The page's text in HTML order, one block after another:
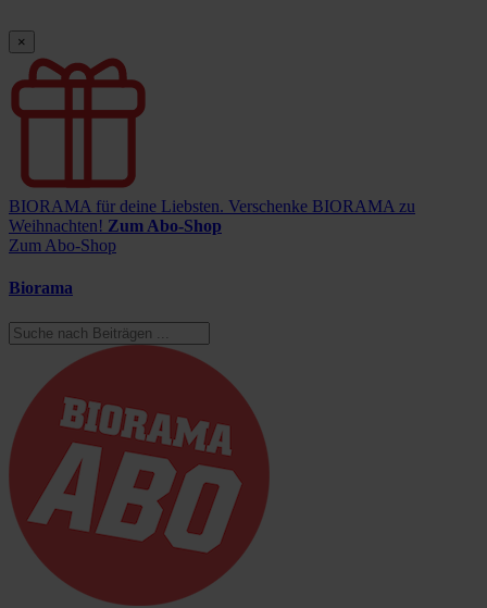
×
BIORAMA für deine Liebsten. Verschenke BIORAMA zu
Weihnachten! Zum Abo-Shop
Zum Abo-Shop
Biorama